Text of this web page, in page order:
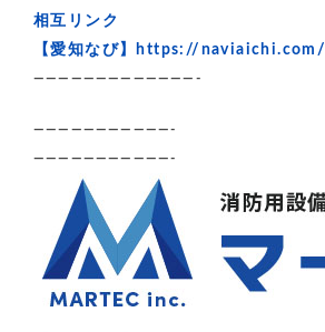
相互リンク
【愛知なび】
https://naviaichi.com/
—————————————-
———————————-
———————————-